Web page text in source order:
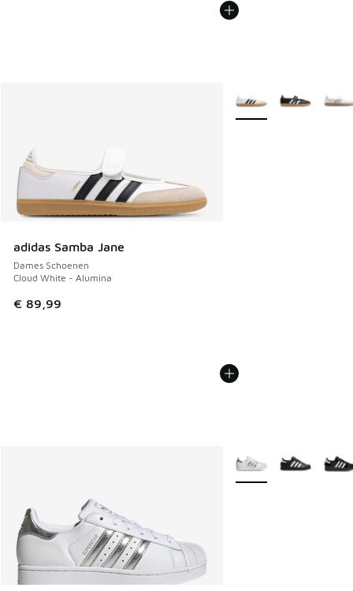
adidas Samba Jane
Dames Schoenen
Cloud White - Alumina
€ 89,99
Meer kleuren
Meer kleuren